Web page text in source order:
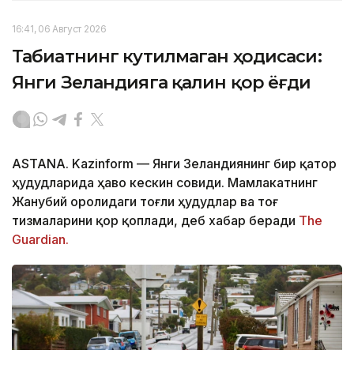
16:41, 06 Август 2026
Табиатнинг кутилмаган ҳодисаси:
Янги Зеландияга қалин қор ёғди
ASTANA. Kazinform — Янги Зеландиянинг бир қатор
ҳудудларида ҳаво кескин совиди. Мамлакатнинг
Жанубий оролидаги тоғли ҳудудлар ва тоғ
тизмаларини қор қоплади, деб хабар беради The
Guardian.